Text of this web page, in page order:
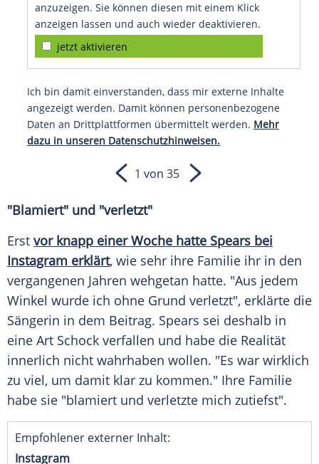
anzuzeigen. Sie können diesen mit einem Klick
anzeigen lassen und auch wieder deaktivieren.
jetzt aktivieren
Ich bin damit einverstanden, dass mir externe Inhalte
angezeigt werden. Damit können personenbezogene
Daten an Drittplattformen übermittelt werden. Mehr
dazu in unseren Datenschutzhinweisen.
1 von 35
"Blamiert" und "verletzt"
Erst vor knapp einer Woche hatte Spears bei
Instagram erklärt, wie sehr ihre Familie ihr in den
vergangenen Jahren wehgetan hatte. "Aus jedem
Winkel wurde ich ohne Grund verletzt", erklärte die
Sängerin in dem Beitrag. Spears sei deshalb in
eine Art Schock verfallen und habe die Realität
innerlich nicht wahrhaben wollen. "Es war wirklich
zu viel, um damit klar zu kommen." Ihre Familie
habe sie "blamiert und verletzte mich zutiefst".
Empfohlener externer Inhalt:
Instagram